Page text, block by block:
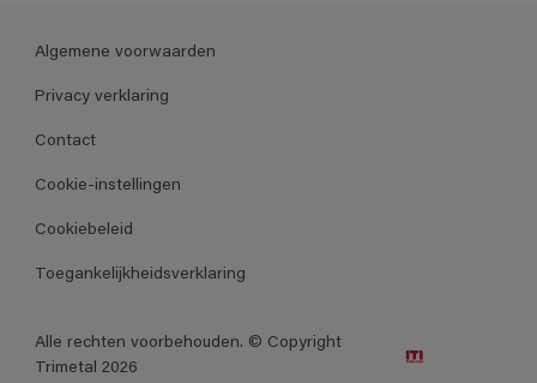
Algemene voorwaarden
Privacy verklaring
Contact
Cookie-instellingen
Cookiebeleid
Toegankelijkheidsverklaring
Alle rechten voorbehouden. © Copyright
Trimetal 2026